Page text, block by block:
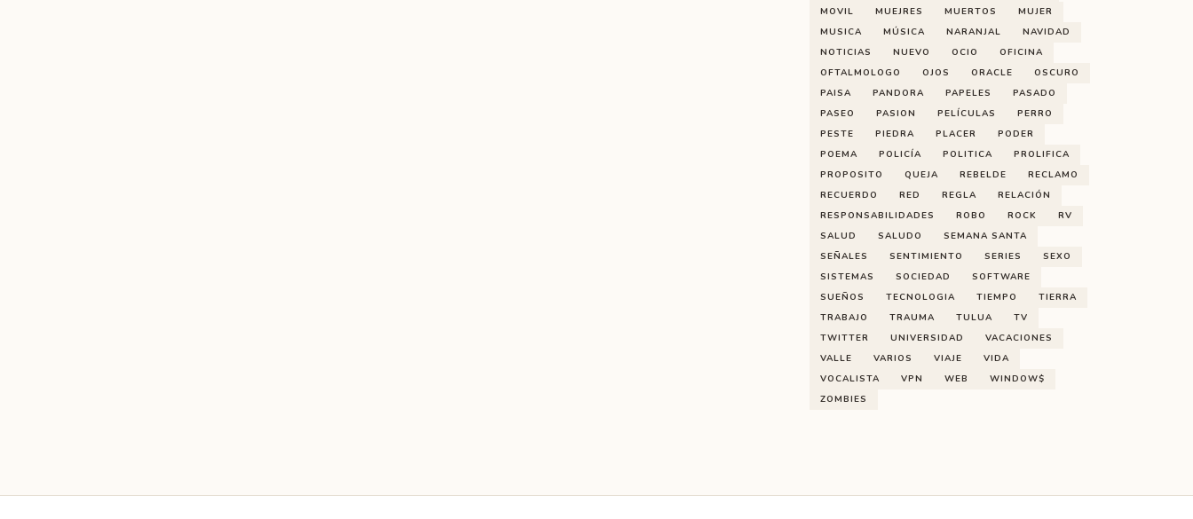
MOVIL
MUEJRES MUERTOS
MUJER
MUSICA
MÚSICA NARANJAL
NAVIDAD
NOTICIAS
NUEVO OCIO
OFICINA
OFTALMOLOGO
OJOS ORACLE
OSCURO
PAISA
PANDORA PAPELES
PASADO
PASEO
PASION PELÍCULAS
PERRO
PESTE
PIEDRA PLACER
PODER
POEMA
POLICÍA POLITICA
PROLIFICA
PROPOSITO
QUEJA REBELDE
RECLAMO
RECUERDO
RED REGLA
RELACIÓN
RESPONSABILIDADES
ROBO ROCK
RV
SALUD
SALUDO
SEMANA SANTA
SEÑALES
SENTIMIENTO SERIES
SEXO
SISTEMAS
SOCIEDAD
SOFTWARE
SUEÑOS
TECNOLOGIA TIEMPO
TIERRA
TRABAJO
TRAUMA TULUA
TV
TWITTER
UNIVERSIDAD
VACACIONES
VALLE
VARIOS VIAJE
VIDA
VOCALISTA
VPN WEB
WINDOW$
ZOMBIES